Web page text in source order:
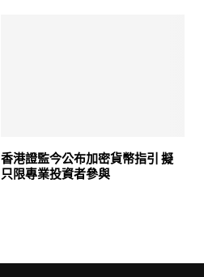
香港證監今公布加密貨幣指引 擬
只限專業投資者參與